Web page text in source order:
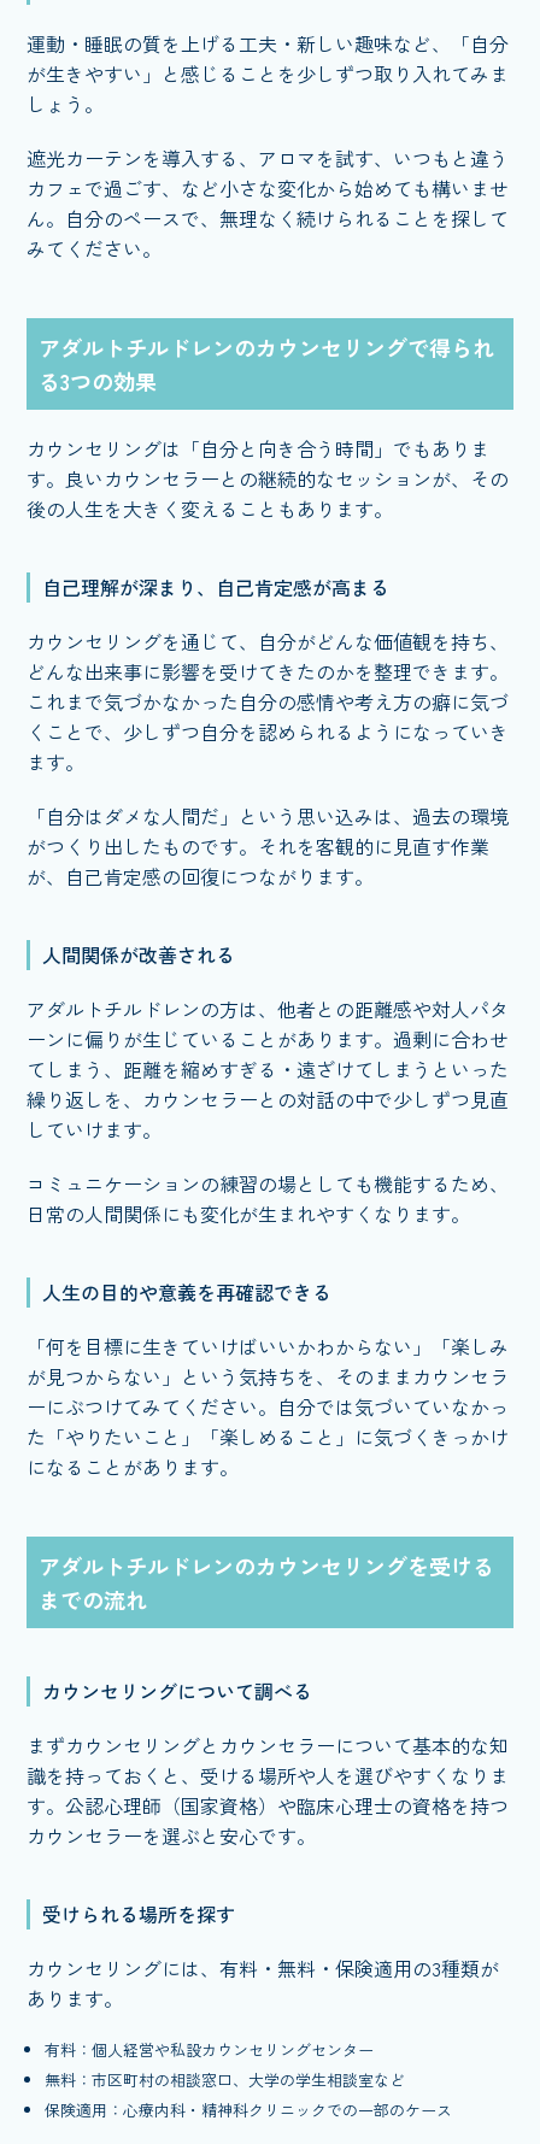
運動・睡眠の質を上げる工夫・新しい趣味など、「自分
が生きやすい」と感じることを少しずつ取り入れてみま
しょう。
遮光カーテンを導入する、アロマを試す、いつもと違う
カフェで過ごす、など小さな変化から始めても構いませ
ん。自分のペースで、無理なく続けられることを探して
みてください。
アダルトチルドレンのカウンセリングで得られ
る3つの効果
カウンセリングは「自分と向き合う時間」でもありま
す。良いカウンセラーとの継続的なセッションが、その
後の人生を大きく変えることもあります。
自己理解が深まり、自己肯定感が高まる
カウンセリングを通じて、自分がどんな価値観を持ち、
どんな出来事に影響を受けてきたのかを整理できます。
これまで気づかなかった自分の感情や考え方の癖に気づ
くことで、少しずつ自分を認められるようになっていき
ます。
「自分はダメな人間だ」という思い込みは、過去の環境
がつくり出したものです。それを客観的に見直す作業
が、自己肯定感の回復につながります。
人間関係が改善される
アダルトチルドレンの方は、他者との距離感や対人パタ
ーンに偏りが生じていることがあります。過剰に合わせ
てしまう、距離を縮めすぎる・遠ざけてしまうといった
繰り返しを、カウンセラーとの対話の中で少しずつ見直
していけます。
コミュニケーションの練習の場としても機能するため、
日常の人間関係にも変化が生まれやすくなります。
人生の目的や意義を再確認できる
「何を目標に生きていけばいいかわからない」「楽しみ
が見つからない」という気持ちを、そのままカウンセラ
ーにぶつけてみてください。自分では気づいていなかっ
た「やりたいこと」「楽しめること」に気づくきっかけ
になることがあります。
アダルトチルドレンのカウンセリングを受ける
までの流れ
カウンセリングについて調べる
まずカウンセリングとカウンセラーについて基本的な知
識を持っておくと、受ける場所や人を選びやすくなりま
す。公認心理師（国家資格）や臨床心理士の資格を持つ
カウンセラーを選ぶと安心です。
受けられる場所を探す
カウンセリングには、有料・無料・保険適用の3種類が
あります。
有料：個人経営や私設カウンセリングセンター
無料：市区町村の相談窓口、大学の学生相談室など
保険適用：心療内科・精神科クリニックでの一部のケース